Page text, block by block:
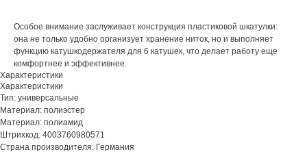
Особое внимание заслуживает конструкция пластиковой шкатулки:
она не только удобно организует хранение ниток, но и выполняет
функцию катушкодержателя для 6 катушек, что делает работу еще
комфортнее и эффективнее.
Характеристики
Характеристики
Тип: универсальные
Материал: полиэстер
Материал: полиамид
Штрихкод: 4003760980571
Страна производителя: Германия